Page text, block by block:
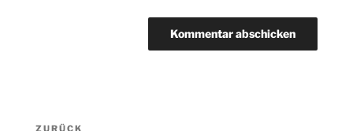
Beitragsnavigation
ZURÜCK